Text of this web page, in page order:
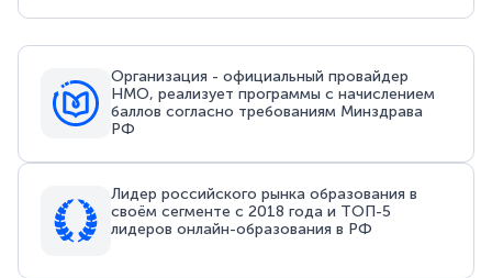
Организация - официальный провайдер
НМО, реализует программы с начислением
баллов согласно требованиям Минздрава
РФ
Лидер российского рынка образования в
своём сегменте с 2018 года и ТОП-5
лидеров онлайн-образования в РФ